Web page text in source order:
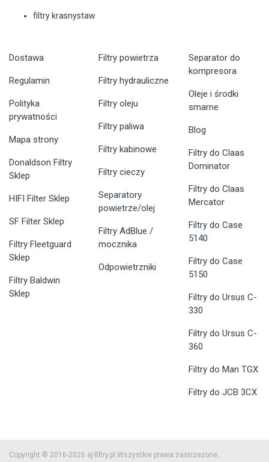
filtry krasnystaw
Dostawa
Regulamin
Polityka
prywatności
Mapa strony
Donaldson Filtry
Sklep
HIFI Filter Sklep
SF Filter Sklep
Filtry Fleetguard
Sklep
Filtry Baldwin
Sklep
Filtry powietrza
Filtry hydrauliczne
Filtry oleju
Filtry paliwa
Filtry kabinowe
Filtry cieczy
Separatory
powietrze/olej
Filtry AdBlue /
mocznika
Odpowietrzniki
Separator do
kompresora
Oleje i środki
smarne
Blog
Filtry do Claas
Dominator
Filtry do Claas
Mercator
Filtry do Case
5140
Filtry do Case
5150
Filtry do Ursus C-
330
Filtry do Ursus C-
360
Filtry do Man TGX
Filtry do JCB 3CX
Copyright © 2016-2026 aj-filtry.pl Wszystkie prawa zastrzeżone.